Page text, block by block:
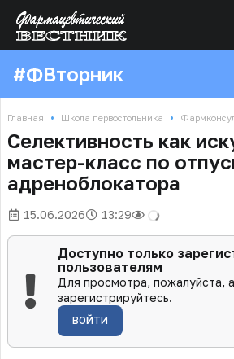
#ФВторник
Главная • Школа первостольника •
Селективность как
мастер-класс по
адреноблокатора
15.06.2026 13:29
Доступно только
пользователям
Для просмотра, пожалуйста,
зарегистрируйтесь.
ВОЙТИ